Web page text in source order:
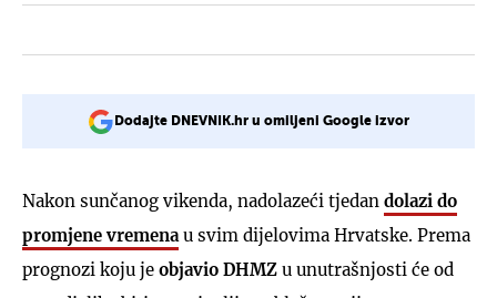
Dodajte DNEVNIK.hr u omiljeni Google izvor
Nakon sunčanog vikenda, nadolazeći tjedan dolazi do
promjene vremena u svim dijelovima Hrvatske. Prema
prognozi koju je objavio DHMZ u unutrašnjosti će od